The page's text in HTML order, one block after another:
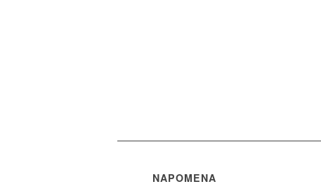
NAPOMENA